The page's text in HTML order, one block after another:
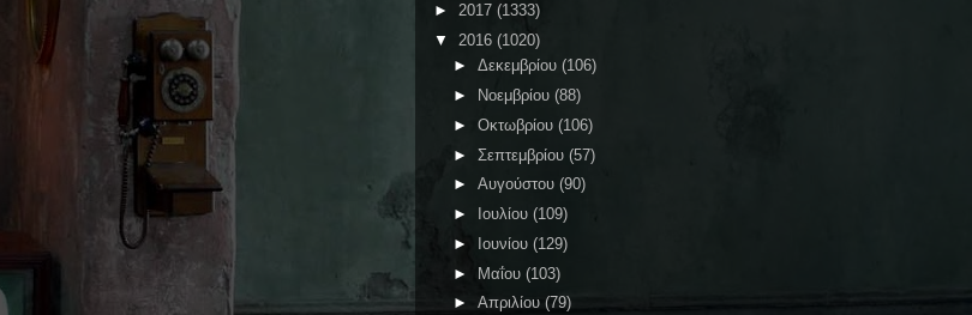
► 2017 (1333)
▼ 2016 (1020)
► Δεκεμβρίου (106)
►
Νοεμβρίου (88)
► Οκτωβρίου (106)
► Σεπτεμβρίου (57)
► Αυγούστου (90)
►
Ιουλίου (109)
►
Ιουνίου (129)
► Μαΐου (103)
► Απριλίου (79)